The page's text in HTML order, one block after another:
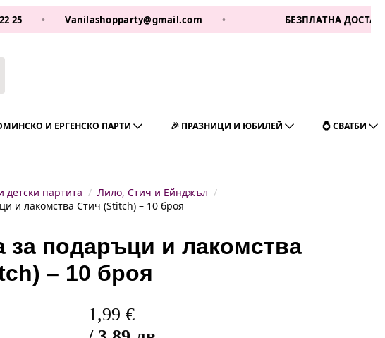
• Vanilashopparty@gmail.com • БЕЗПЛАТНА ДОСТАВКА ЗА 1
И ЕРГЕНСКО ПАРТИ 🎉 ПРАЗНИЦИ И ЮБИЛЕЙ 💍 СВАТБИ
детски партита
Лило, Стич и Ейнджъл
и лакомства Стич (Stitch) – 10 броя
за подаръци и лакомства
– 10 броя
1,99 €